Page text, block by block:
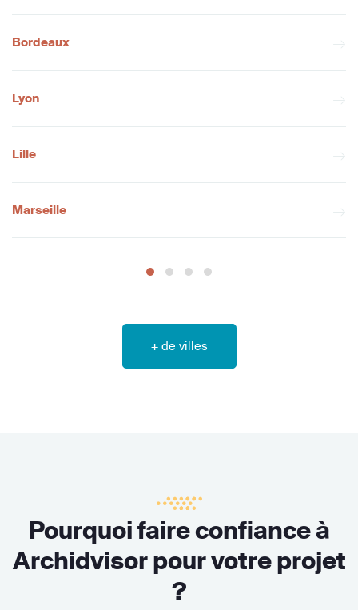
Bordeaux
Lyon
Lille
Marseille
+ de villes
Pourquoi faire confiance à
Archidvisor pour votre projet
?